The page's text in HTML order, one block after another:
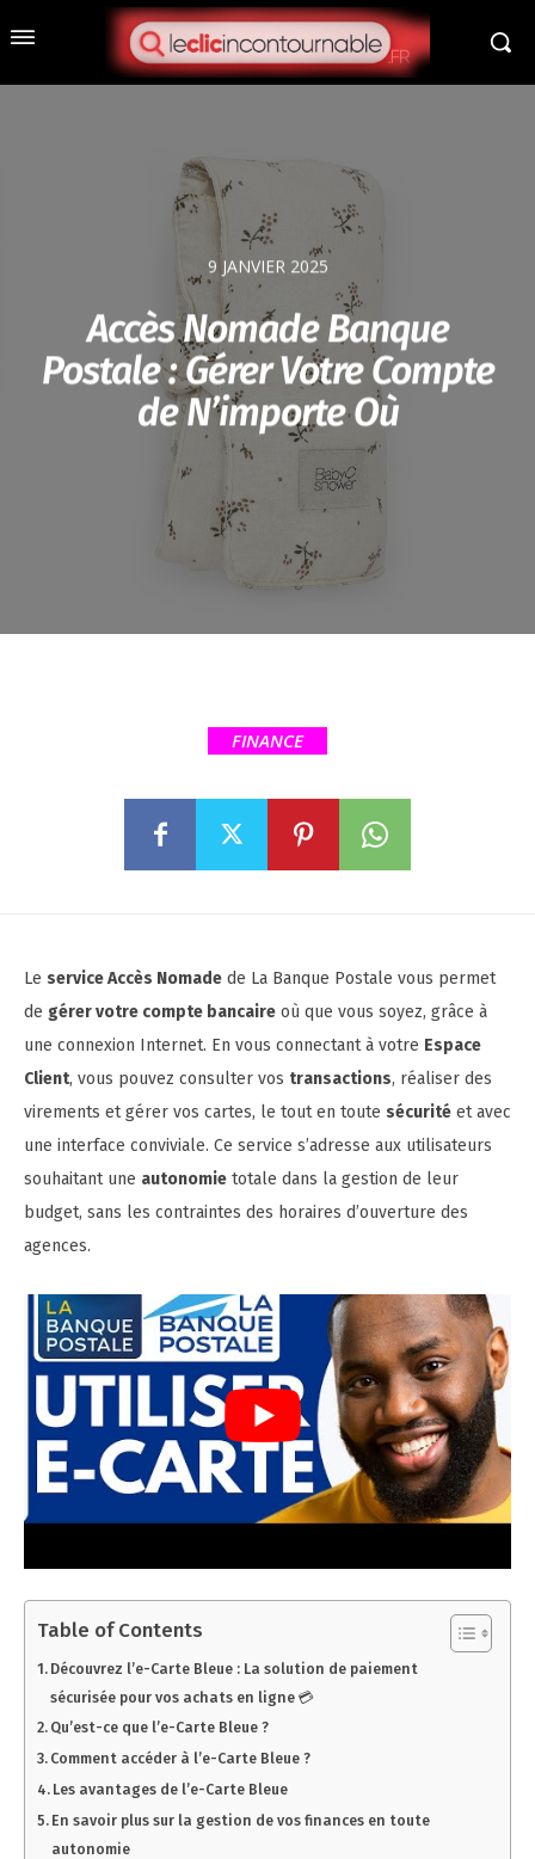
9 JANVIER 2025
Accès Nomade Banque
Postale : Gérer Votre Compte
de N’importe Où
FINANCE
Le service Accès Nomade de La Banque Postale vous permet
de gérer votre compte bancaire où que vous soyez, grâce à
une connexion Internet. En vous connectant à votre Espace
Client, vous pouvez consulter vos transactions, réaliser des
virements et gérer vos cartes, le tout en toute sécurité et avec
une interface conviviale. Ce service s’adresse aux utilisateurs
souhaitant une autonomie totale dans la gestion de leur
budget, sans les contraintes des horaires d’ouverture des
agences.
Table of Contents
Découvrez l’e-Carte Bleue : La solution de paiement
sécurisée pour vos achats en ligne 💳
Qu’est-ce que l’e-Carte Bleue ?
Comment accéder à l’e-Carte Bleue ?
Les avantages de l’e-Carte Bleue
En savoir plus sur la gestion de vos finances en toute
autonomie